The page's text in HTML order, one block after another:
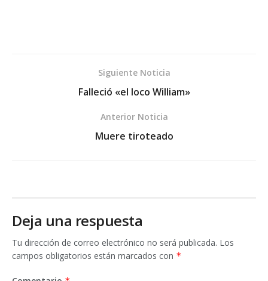
Siguiente Noticia
Falleció «el loco William»
Anterior Noticia
Muere tiroteado
Deja una respuesta
Tu dirección de correo electrónico no será publicada. Los
campos obligatorios están marcados con *